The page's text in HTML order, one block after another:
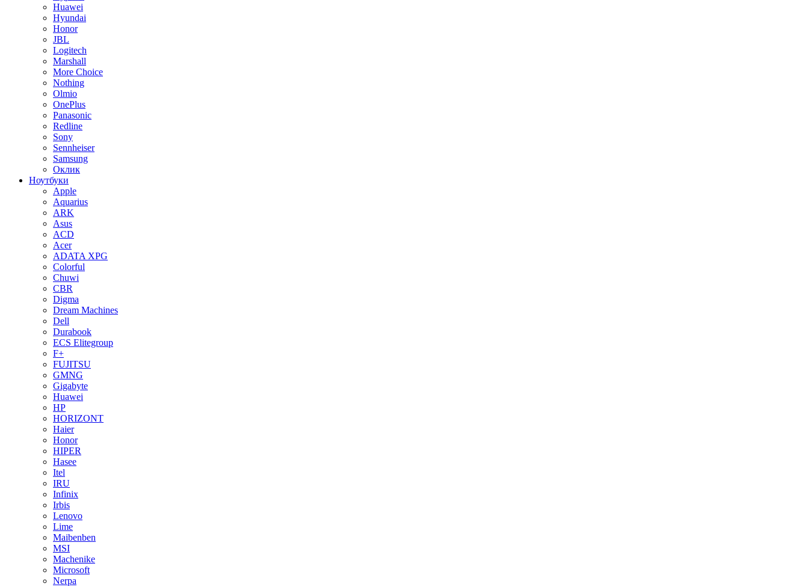
Huawei
Hyundai
Honor
JBL
Logitech
Marshall
More Choice
Nothing
Olmio
OnePlus
Panasonic
Redline
Sony
Sennheiser
Samsung
Оклик
Ноутбуки
Apple
Aquarius
ARK
Asus
ACD
Acer
ADATA XPG
Colorful
Chuwi
CBR
Digma
Dream Machines
Dell
Durabook
ECS Elitegroup
F+
FUJITSU
GMNG
Gigabyte
Huawei
HP
HORIZONT
Haier
Honor
HIPER
Hasee
Itel
IRU
Infinix
Irbis
Lenovo
Lime
Maibenben
MSI
Machenike
Microsoft
Nerpa